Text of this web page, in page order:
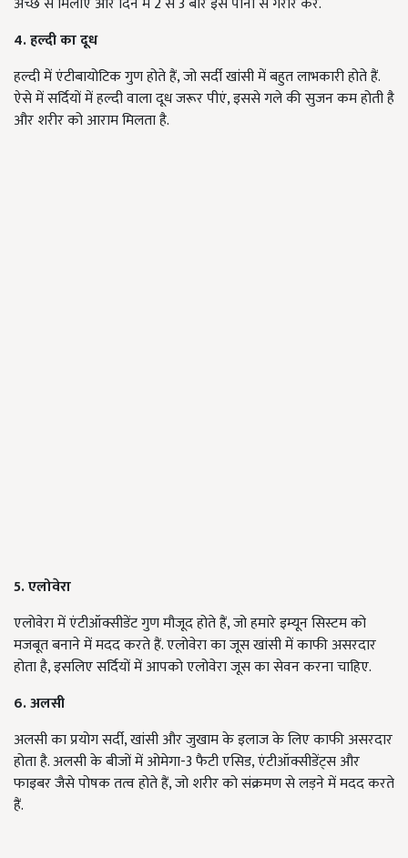
4. हल्दी का दूध
हल्दी में एंटीबायोटिक गुण होते हैं, जो सर्दी खांसी में बहुत लाभकारी होते हैं.
ऐसे में सर्दियों में हल्दी वाला दूध जरूर पीएं, इससे गले की सुजन कम होती है
और शरीर को आराम मिलता है.
5. एलोवेरा
एलोवेरा में एंटीऑक्सीडेंट गुण मौजूद होते हैं, जो हमारे इम्यून सिस्टम को
मजबूत बनाने में मदद करते हैं. एलोवेरा का जूस खांसी में काफी असरदार
होता है, इसलिए सर्दियों में आपको एलोवेरा जूस का सेवन करना चाहिए.
6. अलसी
अलसी का प्रयोग सर्दी, खांसी और जुखाम के इलाज के लिए काफी असरदार
होता है. अलसी के बीजों में ओमेगा-3 फैटी एसिड, एंटीऑक्सीडेंट्स और
फाइबर जैसे पोषक तत्व होते हैं, जो शरीर को संक्रमण से लड़ने में मदद करते
हैं.